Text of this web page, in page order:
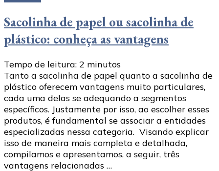
Sacolinha de papel ou sacolinha de
plástico: conheça as vantagens
Tempo de leitura: 2 minutos
Tanto a sacolinha de papel quanto a sacolinha de
plástico oferecem vantagens muito particulares,
cada uma delas se adequando a segmentos
específicos. Justamente por isso, ao escolher esses
produtos, é fundamental se associar a entidades
especializadas nessa categoria. Visando explicar
isso de maneira mais completa e detalhada,
compilamos e apresentamos, a seguir, três
vantagens relacionadas …